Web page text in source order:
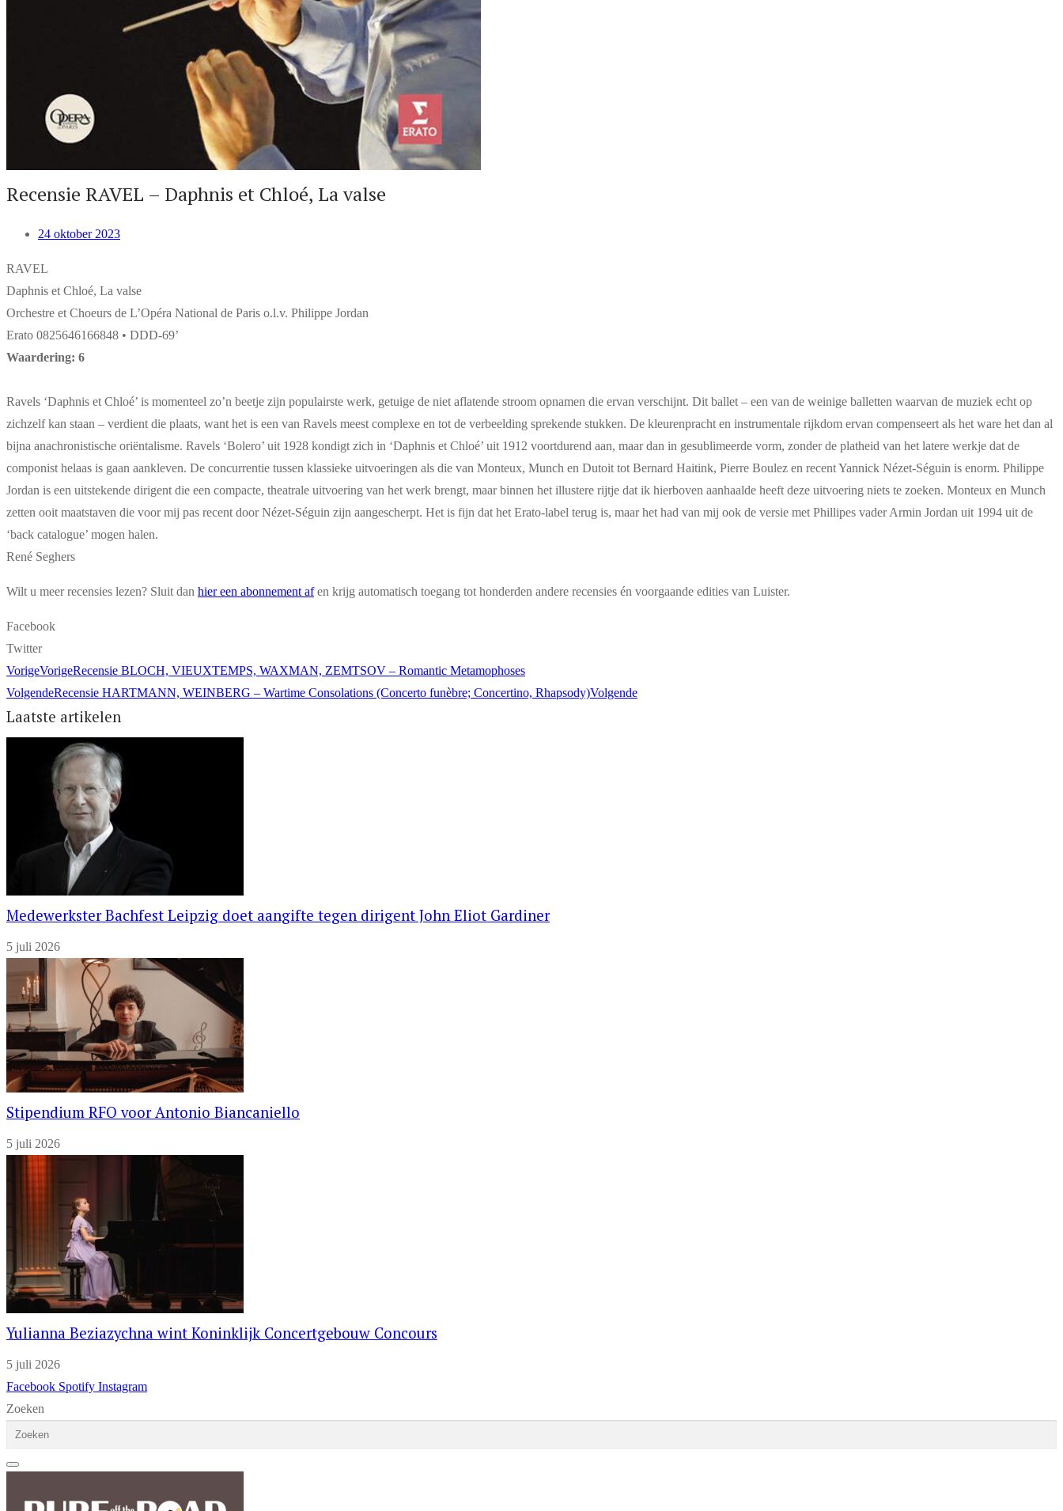
Recensie RAVEL – Daphnis et Chloé, La valse
24 oktober 2023
RAVEL
Daphnis et Chloé, La valse
Orchestre et Choeurs de L’Opéra National de Paris o.l.v. Philippe Jordan
Erato 0825646166848 • DDD-69’
Waardering: 6
Ravels ‘Daphnis et Chloé’ is momenteel zo’n beetje zijn populairste werk, getuige de niet aflatende stroom opnamen die ervan verschijnt. Dit ballet – een van de weinige balletten waarvan de muziek echt op
zichzelf kan staan – verdient die plaats, want het is een van Ravels meest complexe en tot de verbeelding sprekende stukken. De kleurenpracht en instrumentale rijkdom ervan compenseert als het ware het dan al
bijna anachronistische oriëntalisme. Ravels ‘Bolero’ uit 1928 kondigt zich in ‘Daphnis et Chloé’ uit 1912 voortdurend aan, maar dan in gesublimeerde vorm, zonder de platheid van het latere werkje dat de
componist helaas is gaan aankleven. De concurrentie tussen klassieke uitvoeringen als die van Monteux, Munch en Dutoit tot Bernard Haitink, Pierre Boulez en recent Yannick Nézet-Séguin is enorm. Philippe
Jordan is een uitstekende dirigent die een compacte, theatrale uitvoering van het werk brengt, maar binnen het illustere rijtje dat ik hierboven aanhaalde heeft deze uitvoering niets te zoeken. Monteux en Munch
zetten ooit maatstaven die voor mij pas recent door Nézet-Séguin zijn aangescherpt. Het is fijn dat het Erato-label terug is, maar het had van mij ook de versie met Phillipes vader Armin Jordan uit 1994 uit de
‘back catalogue’ mogen halen.
René Seghers
Wilt u meer recensies lezen? Sluit dan hier een abonnement afen krijg automatisch toegang tot honderden andere recensies én voorgaande edities van Luister.
Facebook
Twitter
VorigeVorigeRecensie BLOCH, VIEUXTEMPS, WAXMAN, ZEMTSOV – Romantic Metamophoses
VolgendeRecensie HARTMANN, WEINBERG – Wartime Consolations (Concerto funèbre; Concertino, Rhapsody)Volgende
Laatste artikelen
Medewerkster Bachfest Leipzig doet aangifte tegen dirigent John Eliot Gardiner
5 juli 2026
Stipendium RFO voor Antonio Biancaniello
5 juli 2026
Yulianna Beziazychna wint Koninklijk Concertgebouw Concours
5 juli 2026
Facebook Spotify Instagram
Zoeken